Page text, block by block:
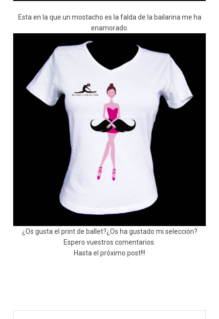
Esta en la que un mostacho es la falda de la bailarina me ha
enamorado.
¿Os gusta el print de ballet?¿Os ha gustado mi selección?
Espero vuestros comentarios.
Hasta el próximo post!!!